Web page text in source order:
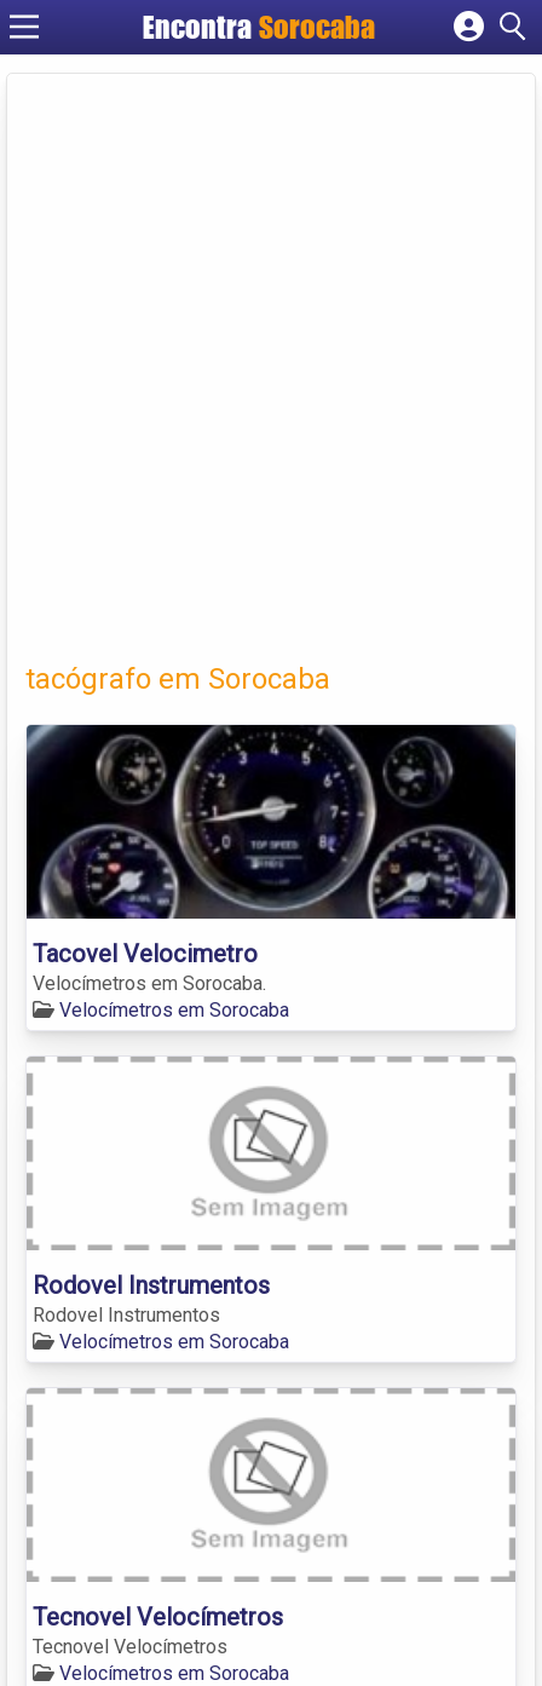
EncontraSorocaba
Cadastrar empresa
tacógrafo em Sorocaba
Tacovel Velocimetro
Velocímetros em Sorocaba.
Velocímetros em Sorocaba
Rodovel Instrumentos
Rodovel Instrumentos
Velocímetros em Sorocaba
Tecnovel Velocímetros
Tecnovel Velocímetros
Velocímetros em Sorocaba